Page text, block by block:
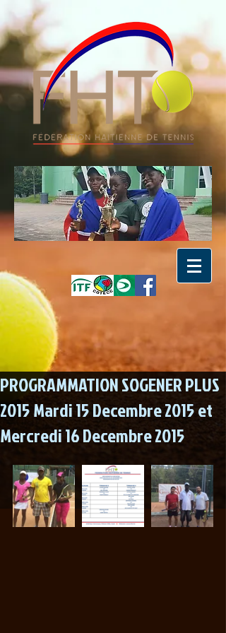
PROGRAMMATION SOGENER PLUS
2015 Mardi 15 Decembre 2015 et
Mercredi 16 Decembre 2015